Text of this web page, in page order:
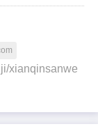
xianqinsanwe